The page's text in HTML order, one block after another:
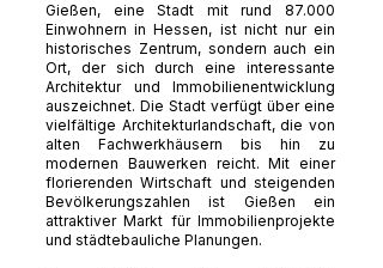
Gießen, eine Stadt mit rund 87.000
Einwohnern in Hessen, ist nicht nur ein
historisches Zentrum, sondern auch ein
Ort, der sich durch eine interessante
Architektur und Immobilienentwicklung
auszeichnet. Die Stadt verfügt über eine
vielfältige Architekturlandschaft, die von
alten Fachwerkhäusern bis hin zu
modernen Bauwerken reicht. Mit einer
florierenden Wirtschaft und steigenden
Bevölkerungszahlen ist Gießen ein
attraktiver Markt für Immobilienprojekte
und städtebauliche Planungen.